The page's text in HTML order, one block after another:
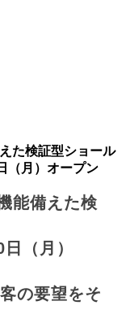
た検証型ショール
（月）オープン
能備えた検
（月）
の要望をそ